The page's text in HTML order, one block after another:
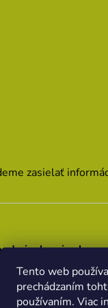
Tento web
prechádzaním
používaním. Viac
zasielať